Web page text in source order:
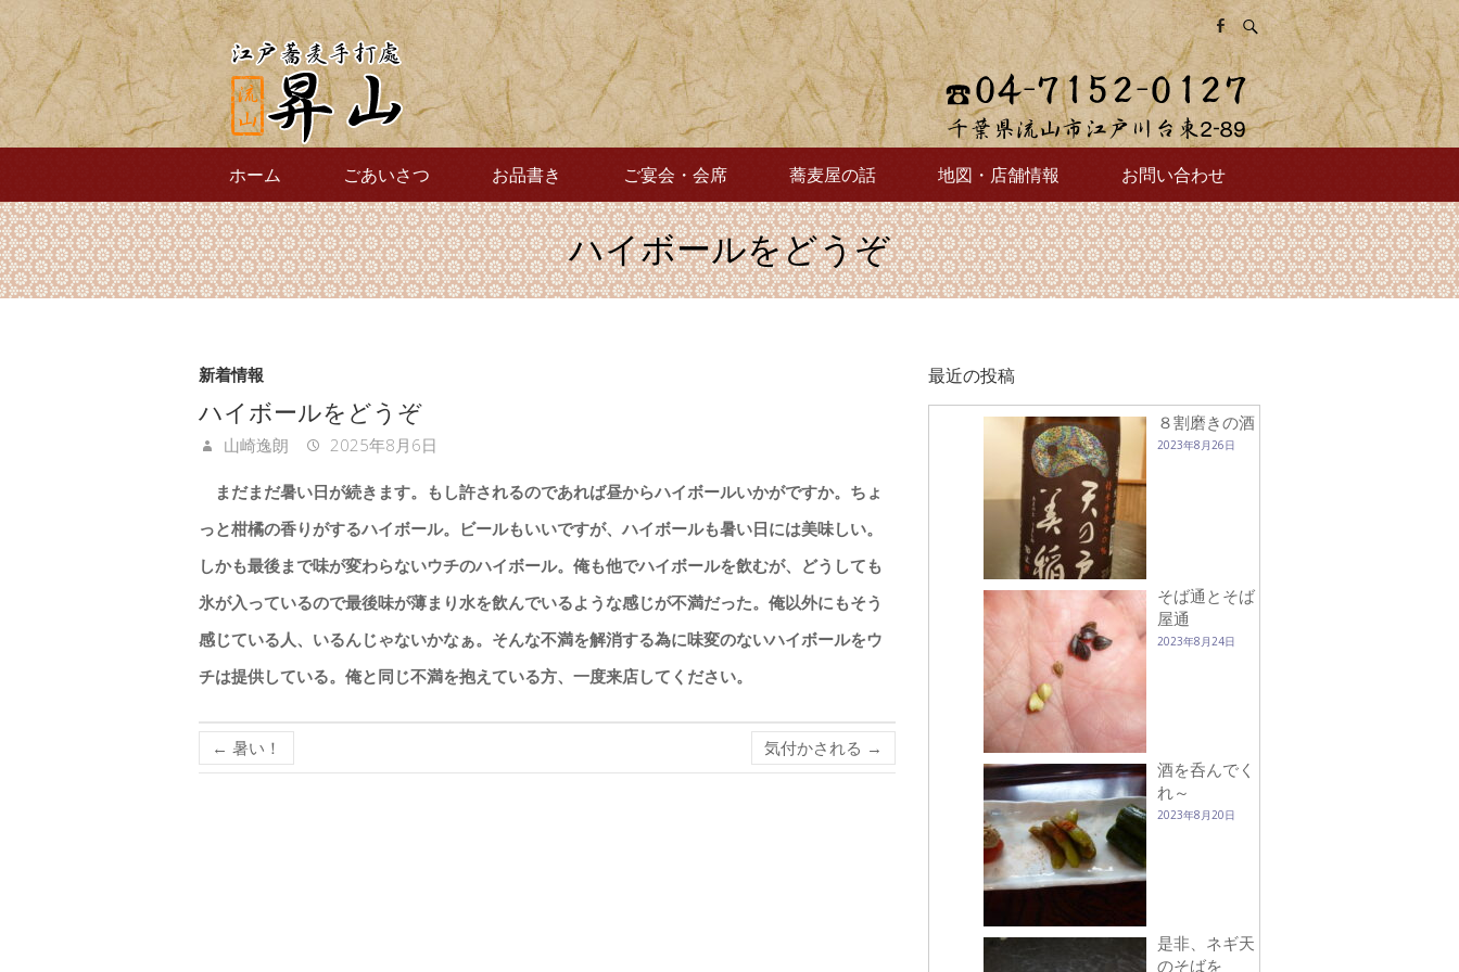
ホーム ごあいさつ お品書き ご宴会・会席 蕎麦屋の話 地図・店舗情報 お問い合わせ
ハイボールをどうぞ
新着情報
ハイボールをどうぞ
山崎逸朗 2025年8月6日
まだまだ暑い日が続きます。もし許されるのであれば昼からハイボールいかがですか。ちょ
っと柑橘の香りがするハイボール。ビールもいいですが、ハイボールも暑い日には美味しい。
しかも最後まで味が変わらないウチのハイボール。俺も他でハイボールを飲むが、どうしても
氷が入っているので最後味が薄まり水を飲んでいるような感じが不満だった。俺以外にもそう
感じている人、いるんじゃないかなぁ。そんな不満を解消する為に味変のないハイボールをウ
チは提供している。俺と同じ不満を抱えている方、一度来店してください。
← 暑い！ 気付かされる →
最近の投稿
８割磨きの酒
2023年8月26日
そば通とそば
屋通
2023年8月24日
酒を呑んでく
れ～
2023年8月20日
是非、ネギ天
のそばを